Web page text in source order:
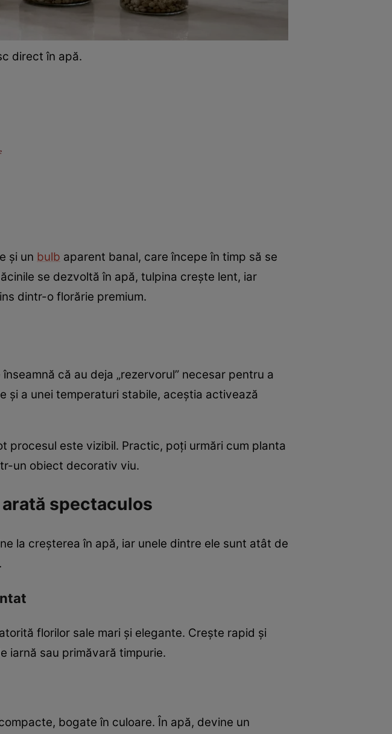
direct în apă.
și un bulb aparent banal, care începe în timp să se
se dezvoltă în apă, tulpina crește lent, iar
dintr-o florărie premium.
că au deja „rezervorul” necesar pentru a
și a unei temperaturi stabile, aceștia activează
este vizibil. Practic, poți urmări cum planta
un obiect decorativ viu.
spectaculos
la creșterea în apă, iar unele dintre ele sunt atât de
florilor sale mari și elegante. Crește rapid și
iarnă sau primăvară timpurie.
bogate în culoare. În apă, devine un